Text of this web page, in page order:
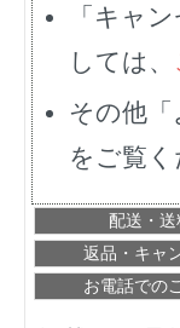
「キャ
しては、
その他「
をご覧く
配送・送
返品・キャ
お電話での